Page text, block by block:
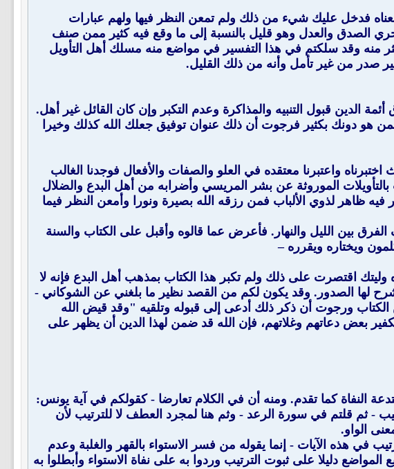
فدخل عليك شيء من ذلك ولم تمعن النظر فيها ولهم عبارات
الصدق والعدل وهو قليل بالنسبة إلى ما وقع فيه كثير ممن صنف
منه وقد سلكتم في هذا التفسير في مواضع منه مسلك أهل التأويل
صدر من غير تأمل وأنه من ذلك القليل.
الدين قبول التنبيه والمذاكرة وعدم التكبر وإن كان القائل غير أهل.
هو دونك بكثير فرجوت أن ذلك عنوان توفيق جعلك الله كذلك وخيرا
واعتبرنا معتقده في العلو والصفات والأفعال فوجدنا الغالب
الموروثة عن بشر المريسي وأضرابه من أهل البدع والضلال
ظاهر لذوي الألباب فمن رزقه الله بصيرة ونورا وأمعن النظر فيما
بين الليل والنهار. فأعرض عما قالوه وأقبل على الكتاب والسنة
ويختاره ويقرره –
وليتك اقتصرت على ذلك ولم تكبر هذا الكتاب بمذهب أهل البدع فإنه لا
لها الصدور. وقد يكون لكم من القصد نظير ما بلغني عن الشوكاني -
ورجوت أن ذكر ذلك أدعى إلى قبوله وتلقيه "وقد قيض الله
بعض دعاتهم وغلاتهم، فإن الله قد ضمن لهذا الدين أن يظهر على
النفاة كما تقدم. ومنه أن في الكلام تعارضا - كقولكم في آية يونس:
- ثم قلتم في سورة الرعد - وثم هنا لمجرد العطف لا للترتيب لأن
الواو.
في هذه الآيات - إنما يقوله من فسر الاستواء بالقهر والغلبة وعدم
فقد جعلوا اطراد الآيات في جميع المواضع دليلا على ثبوت الترتيب وردوا به على نفاة الاستواء وأبطلوا به